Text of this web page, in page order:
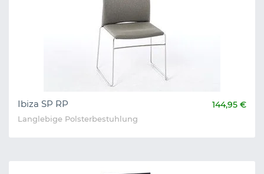
Ibiza SP RP 144,95 €
Langlebige Polsterbestuhlung